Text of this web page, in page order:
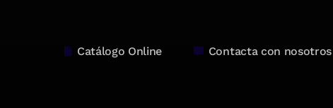
Catálogo Online Contacta con nosotros